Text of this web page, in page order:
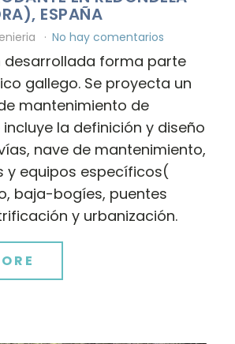
ESPAÑA
No hay comentarios
desarrollada forma parte
gallego. Se proyecta un
mantenimiento de
la definición y diseño
nave de mantenimiento,
y equipos específicos(
baja-bogíes, puentes
y urbanización.